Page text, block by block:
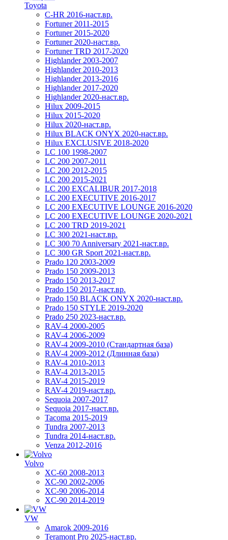
Toyota
C-HR 2016-наст.вр.
Fortuner 2011-2015
Fortuner 2015-2020
Fortuner 2020-наст.вр.
Fortuner TRD 2017-2020
Highlander 2003-2007
Highlander 2010-2013
Highlander 2013-2016
Highlander 2017-2020
Highlander 2020-наст.вр.
Hilux 2009-2015
Hilux 2015-2020
Hilux 2020-наст.вр.
Hilux BLACK ONYX 2020-наст.вр.
Hilux EXCLUSIVE 2018-2020
LC 100 1998-2007
LC 200 2007-2011
LC 200 2012-2015
LC 200 2015-2021
LC 200 EXCALIBUR 2017-2018
LC 200 EXECUTIVE 2016-2017
LC 200 EXECUTIVE LOUNGE 2016-2020
LC 200 EXECUTIVE LOUNGE 2020-2021
LC 200 TRD 2019-2021
LC 300 2021-наст.вр.
LC 300 70 Anniversary 2021-наст.вр.
LC 300 GR Sport 2021-наст.вр.
Prado 120 2003-2009
Prado 150 2009-2013
Prado 150 2013-2017
Prado 150 2017-наст.вр.
Prado 150 BLACK ONYX 2020-наст.вр.
Prado 150 STYLE 2019-2020
Prado 250 2023-наст.вр.
RAV-4 2000-2005
RAV-4 2006-2009
RAV-4 2009-2010 (Стандартная база)
RAV-4 2009-2012 (Длинная база)
RAV-4 2010-2013
RAV-4 2013-2015
RAV-4 2015-2019
RAV-4 2019-наст.вр.
Sequoia 2007-2017
Sequoia 2017-наст.вр.
Tacoma 2015-2019
Tundra 2007-2013
Tundra 2014-наст.вр.
Venza 2012-2016
Volvo
XC-60 2008-2013
XC-90 2002-2006
XC-90 2006-2014
XC-90 2014-2019
VW
Amarok 2009-2016
Teramont Pro 2025-наст.вр.